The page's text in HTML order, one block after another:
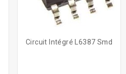
Circuit Intégré L6387 Smd